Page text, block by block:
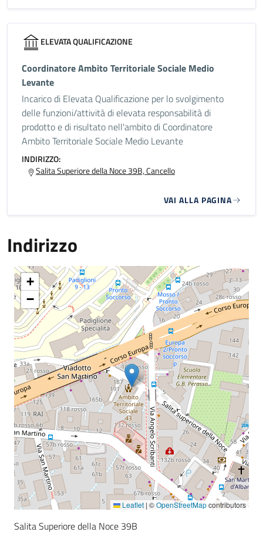
ELEVATA QUALIFICAZIONE
Coordinatore Ambito Territoriale Sociale Medio
Levante
Incarico di Elevata Qualificazione per lo svolgimento
delle funzioni/attività di elevata responsabilità di
prodotto e di risultato nell'ambito di Coordinatore
Ambito Territoriale Sociale Medio Levante
INDIRIZZO:
Salita Superiore della Noce 39B, Cancello
VAI ALLA PAGINA
Indirizzo
+
−
Leaflet | ©OpenStreetMapcontributors
Salita Superiore della Noce 39B